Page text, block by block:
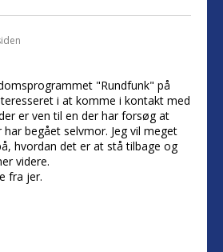
"Rundfunk" på
i at komme i kontakt med
er ven til en der har forsøg at
begået selvmor. Jeg vil meget
hvordan det er at stå tilbage og
videre.
fra jer.